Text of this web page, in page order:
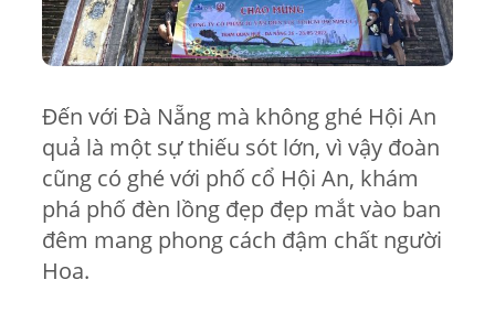
Đến với Đà Nẵng mà không ghé Hội An
quả là một sự thiếu sót lớn, vì vậy đoàn
cũng có ghé với phố cổ Hội An, khám
phá phố đèn lồng đẹp đẹp mắt vào ban
đêm mang phong cách đậm chất người
Hoa.